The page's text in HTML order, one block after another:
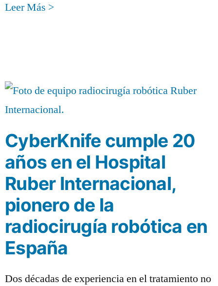
Leer Más >
CyberKnife cumple 20
años en el Hospital
Ruber Internacional,
pionero de la
radiocirugía robótica en
España
Dos décadas de experiencia en el tratamiento no